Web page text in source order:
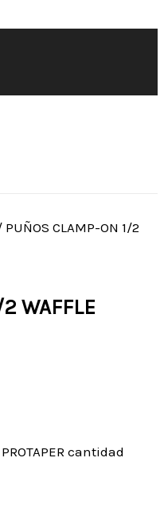
PUÑOS CLAMP-ON 1/2
WAFFLE
cantidad